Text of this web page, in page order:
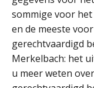
sommige voor
en de meeste
gerechtvaardigd
Merkelbach: het
u meer weten